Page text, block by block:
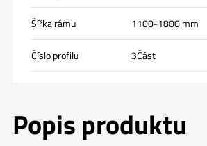
Šířka rámu 1100-1800 mm
Číslo profilu 3Část
Popis produktu